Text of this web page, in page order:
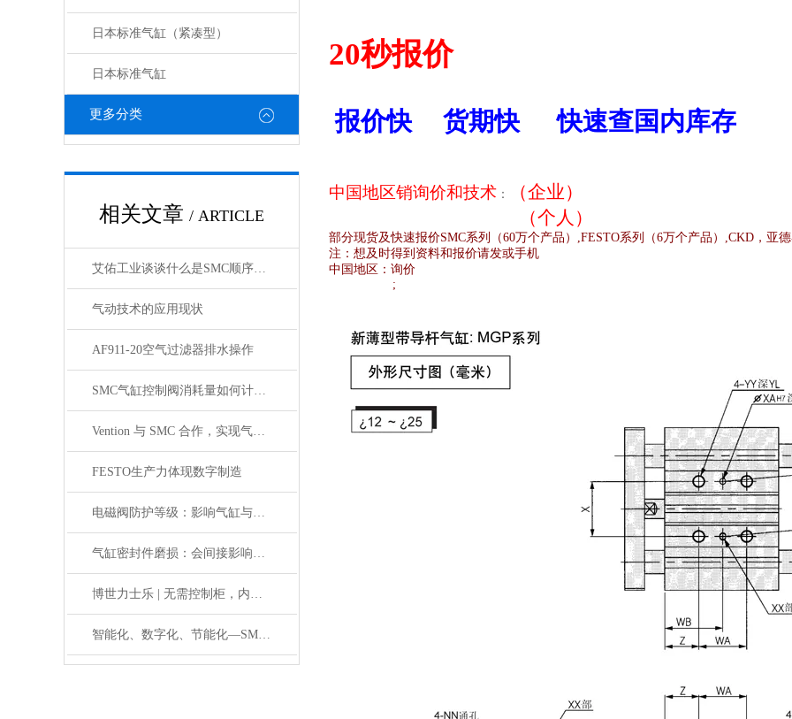
日本标准气缸（紧凑型）
日本标准气缸
更多分类
相关文章 / ARTICLE
艾佑工业谈谈什么是SMC顺序阀？
气动技术的应用现状
AF911-20空气过滤器排水操作
SMC气缸控制阀消耗量如何计算？
Vention 与 SMC 合作，实现气动设备的数字化工程
FESTO生产力体现数字制造
电磁阀防护等级：影响气缸与锁定阀在恶劣环境的适用性
气缸密封件磨损：会间接影响电磁阀与锁定阀的性能吗
博世力士乐 | 无需控制柜，内部物流新解决方案
智能化、数字化、节能化—SMC助力机床产业升级
20秒报价
报价快 货期快 快速查国内库存
中国地区销询价和技术 ：
（企业）
（个人）
部分现货及快速报价SMC系列（60万个产品） ,FESTO系列（6万个产品） ,CKD ，亚
注：想及时得到资料和报价请发或手机
中国地区： 询价
;